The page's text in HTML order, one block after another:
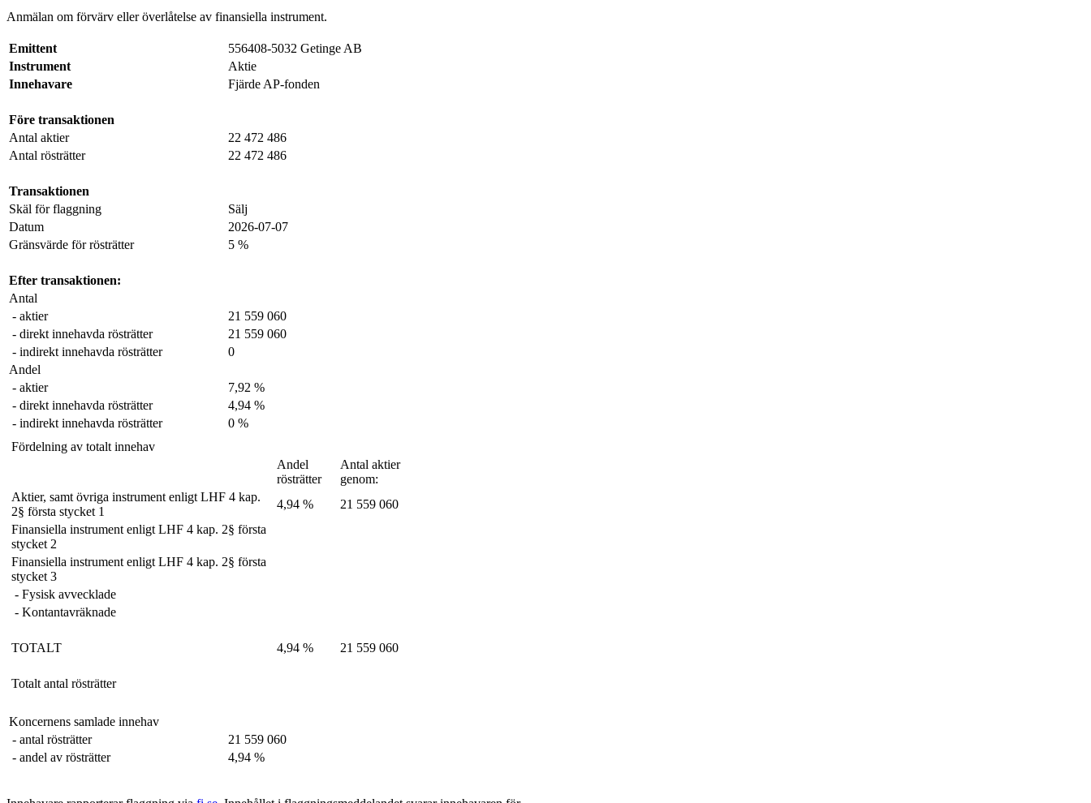
Anmälan om förvärv eller överlåtelse av finansiella instrument.
Emittent
556408-5032 Getinge AB
Instrument
Aktie
Innehavare
Fjärde AP-fonden
Före transaktionen
Antal aktier
22 472 486
Antal rösträtter
22 472 486
Transaktionen
Skäl för flaggning
Sälj
Datum
2026-07-07
Gränsvärde för rösträtter
5 %
Efter transaktionen:
Antal
- aktier
21 559 060
- direkt innehavda rösträtter
21 559 060
- indirekt innehavda rösträtter
0
Andel
- aktier
7,92 %
- direkt innehavda rösträtter
4,94 %
- indirekt innehavda rösträtter
0 %
Fördelning av totalt innehav
Andel
rösträtter
Antal aktier
genom:
Aktier, samt övriga instrument enligt LHF 4 kap.
2§ första stycket 1
4,94 %
21 559 060
Finansiella instrument enligt LHF 4 kap. 2§ första
stycket 2
Finansiella instrument enligt LHF 4 kap. 2§ första
stycket 3
- Fysisk avvecklade
- Kontantavräknade
TOTALT 4,94 % 21 559 060
Totalt antal rösträtter
Koncernens samlade innehav
- antal rösträtter
21 559 060
- andel av rösträtter
4,94 %